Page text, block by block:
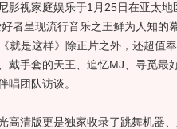
视家庭娱乐于1月25日在亚太地
者呈现流行音乐之王鲜为人知的
就是这样》除正片之外，还超值
戴手套的天王、追忆MJ、寻觅最
唱团队访谈。
清版更是独家收录了跳舞机器、